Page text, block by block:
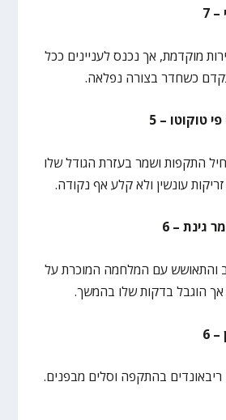
7
מוקדמת, אך נכנס לעניינים ככל
כשחדר בצורה נפלאה.
טוקוטו – 5
התקפות ושמר בעזרת הגודל שלו
עונשין ולא קלע אף נקודה.
גינת – 6
והתאושש עם המלחמה המוכרת על
הוגבל בדקות שלו בהמשך.
6
בהתקפה וסלים מבפנים.